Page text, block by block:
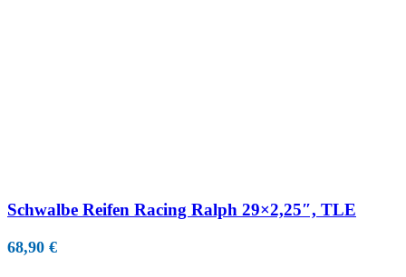
Schwalbe Reifen Racing Ralph 29×2,25″, TLE
68,90 €